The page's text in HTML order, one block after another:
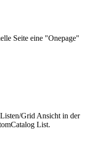
Seite eine "Onepage"
Grid Ansicht in der
List.